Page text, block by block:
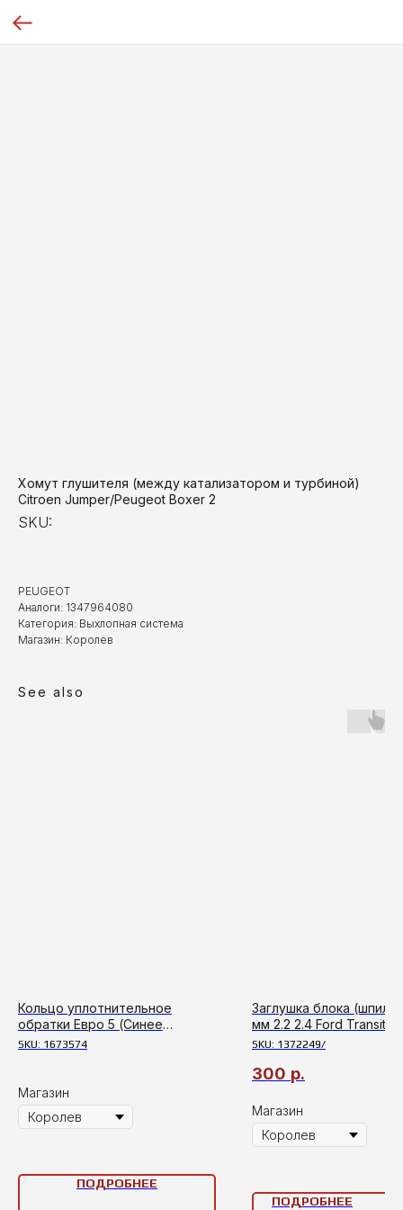
Хомут глушителя (между катализатором и турбиной)
Citroen Jumper/Peugeot Boxer 2
SKU:
PEUGEOT
Аналоги: 1347964080
Категория: Выхлопная система
Магазин: Королев
See also
Кольцо уплотнительное
обратки Евро 5 (Синее
кольцо) Ford Transit с
SKU: 1673574
Магазин
ПОДРОБНЕЕ
Заглушка блока
мм 2.2 2.4 Ford Transit с
SKU: 1372249/
300 р.
Магазин
ПОДРОБНЕЕ